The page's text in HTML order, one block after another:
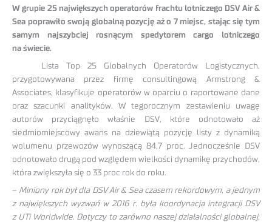
W grupie 25 największych operatorów frachtu lotniczego DSV Air &
Sea poprawiło swoją globalną pozycję aż o 7 miejsc, stając się tym
samym najszybciej rosnącym spedytorem cargo lotniczego
na świecie.
Lista Top 25 Globalnych Operatorów Logistycznych,
przygotowywana przez firmę consultingową Armstrong &
Associates, klasyfikuje operatorów w oparciu o raportowane dane
oraz szacunki analityków. W tegorocznym zestawieniu uwagę
autorów przyciągnęło właśnie DSV, które odnotowało aż
siedmiomiejscowy awans na dziewiątą pozycję listy z dynamiką
wolumenu przewozów wynoszącą 84,7 proc. Jednocześnie DSV
odnotowało drugą pod względem wielkości dynamikę przychodów,
która zwiększyła się o 33 proc rok do roku.
– Miniony rok był dla DSV Air & Sea czasem rekordowym, a jednym
z największych wyzwań w 2016 r. była koordynacja integracji DSV
z UTi Worldwide. Dotyczy to zarówno naszej działalności globalnej,